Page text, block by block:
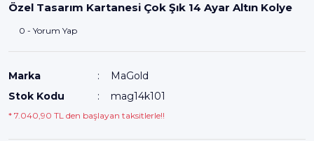
Özel Tasarım Kartanesi Çok Şık 14 Ayar Altın Kolye
0 - Yorum Yap
Marka
MaGold
Stok Kodu
mag14k101
* 7.040,90 TL den başlayan taksitlerle!!